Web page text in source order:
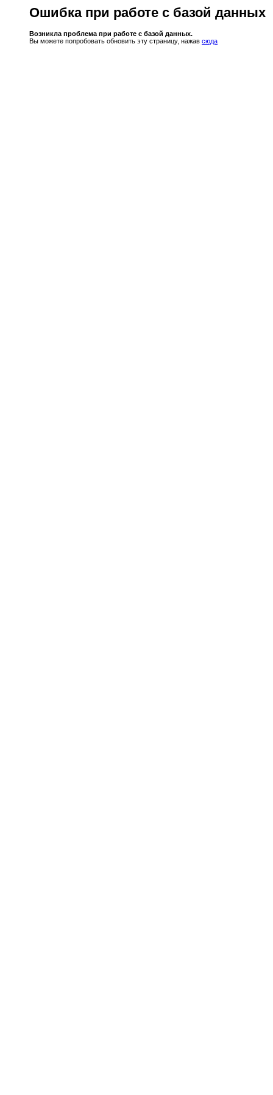
Ошибка при работе с базой данных
Возникла проблема при работе с базой данных.
Вы можете попробовать обновить эту страницу, нажав сюда